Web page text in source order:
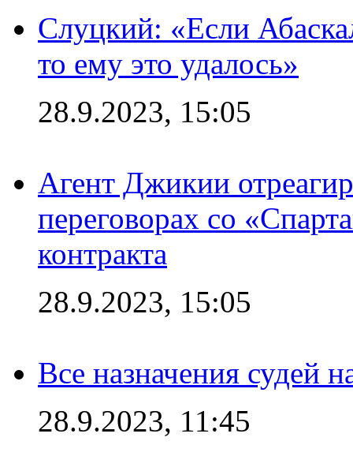
Слуцкий: «Если
то ему это удалось»
28.9.2023, 15:05
Агент Джикии
переговорах со
контракта
28.9.2023, 15:05
Все назначения судей
28.9.2023, 11:45